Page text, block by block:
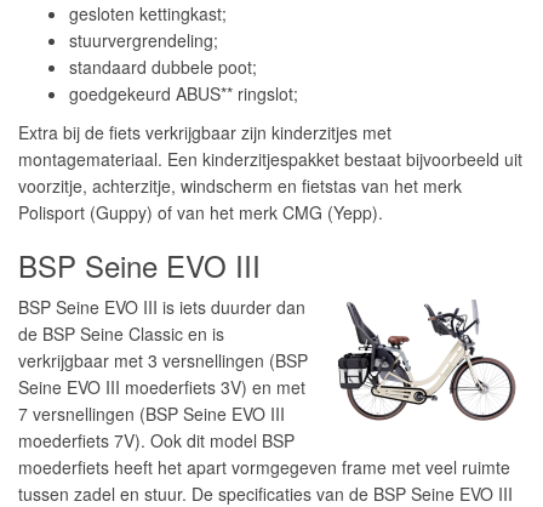
gesloten kettingkast;
stuurvergrendeling;
standaard dubbele poot;
goedgekeurd ABUS** ringslot;
Extra bij de fiets verkrijgbaar zijn kinderzitjes met
montagemateriaal. Een kinderzitjespakket bestaat bijvoorbeeld uit
voorzitje, achterzitje, windscherm en fietstas van het merk
Polisport (Guppy) of van het merk CMG (Yepp).
BSP Seine EVO III
BSP Seine EVO III is iets duurder dan
de BSP Seine Classic en is
verkrijgbaar met 3 versnellingen (BSP
Seine EVO III moederfiets 3V) en met
7 versnellingen (BSP Seine EVO III
moederfiets 7V). Ook dit model BSP
moederfiets heeft het apart vormgegeven frame met veel ruimte
tussen zadel en stuur. De specificaties van de BSP Seine EVO III